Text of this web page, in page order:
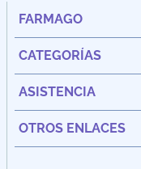
FARMAGO
CATEGORÍAS
ASISTENCIA
OTROS ENLACES